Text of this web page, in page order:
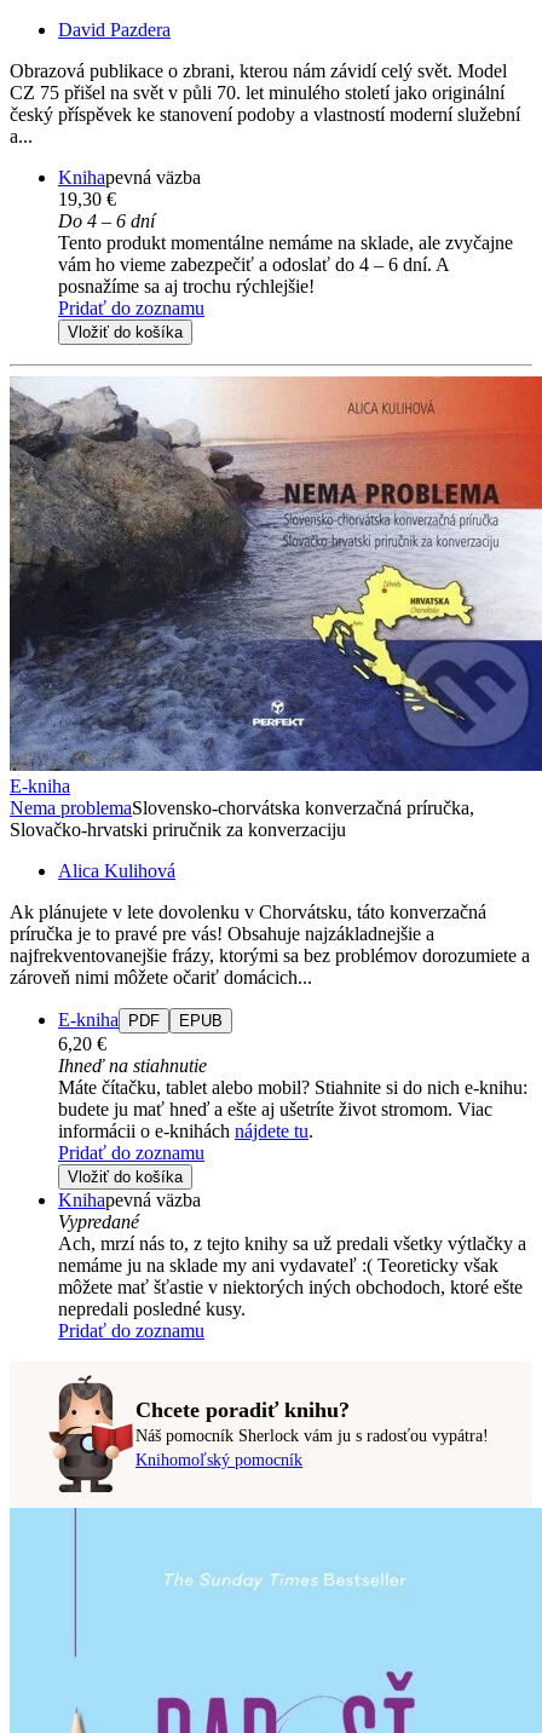
David Pazdera
Obrazová publikace o zbrani, kterou nám závidí celý svět. Model
CZ 75 přišel na svět v půli 70. let minulého století jako originální
český příspěvek ke stanovení podoby a vlastností moderní služební
a...
Knihapevná väzba
19,30 €
Do 4 – 6 dní
Tento produkt momentálne nemáme na sklade, ale zvyčajne
vám ho vieme zabezpečiť a odoslať do 4 – 6 dní. A
posnažíme sa aj trochu rýchlejšie!
Pridať do zoznamu
Vložiť do košíka
E-kniha
Nema problemaSlovensko-chorvátska konverzačná príručka,
Slovačko-hrvatski priručnik za konverzaciju
Alica Kulihová
Ak plánujete v lete dovolenku v Chorvátsku, táto konverzačná
príručka je to pravé pre vás! Obsahuje najzákladnejšie a
najfrekventovanejšie frázy, ktorými sa bez problémov dorozumiete a
zároveň nimi môžete očariť domácich...
E-kniha PDF EPUB
6,20 €
Ihneď na stiahnutie
Máte čítačku, tablet alebo mobil? Stiahnite si do nich e-knihu:
budete ju mať hneď a ešte aj ušetríte život stromom. Viac
informácii o e-knihách nájdete tu.
Pridať do zoznamu
Vložiť do košíka
Knihapevná väzba
Vypredané
Ach, mrzí nás to, z tejto knihy sa už predali všetky výtlačky a
nemáme ju na sklade my ani vydavateľ :( Teoreticky však
môžete mať šťastie v niektorých iných obchodoch, ktoré ešte
nepredali posledné kusy.
Pridať do zoznamu
Chcete poradiť knihu?
Náš pomocník Sherlock vám ju s radosťou vypátra!
Knihomoľský pomocník